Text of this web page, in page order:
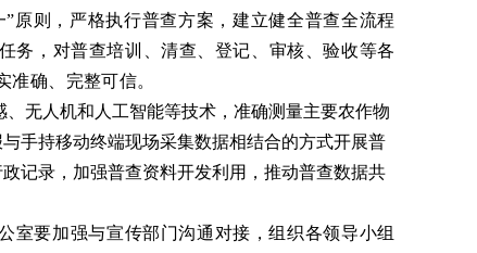
”原则，严格执行普查方案，建立健全普查全流程
务，对普查培训、清查 、登记、审核、验收等各
准确、完整可信。
、无人机和人工智能等技术，准确测量主要农作物
手持移动终端现场采集数据相结合的方式开展普
记录，加强普查资料开发利用，推动普查数据共
室要加强与宣传部门沟通对接，组织各领导小组